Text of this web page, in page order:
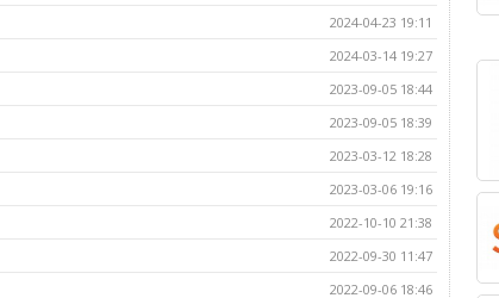
2024-04-23 19:11
2024-03-14 19:27
2023-09-05 18:44
2023-09-05 18:39
2023-03-12 18:28
2023-03-06 19:16
2022-10-10 21:38
2022-09-30 11:47
2022-09-06 18:46